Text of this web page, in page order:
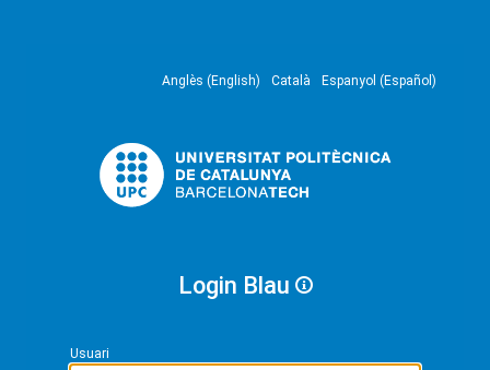
Anglès (English) Català Espanyol (Español)
Login Blau
Usuari